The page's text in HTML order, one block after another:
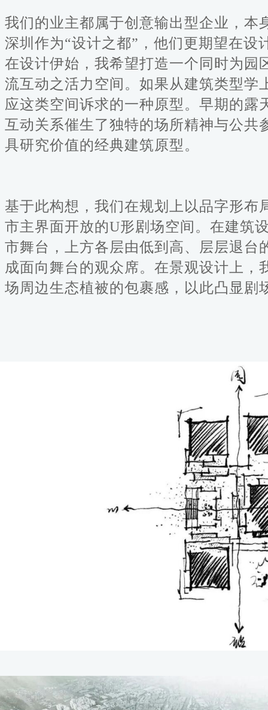
我们的业主都属于创意输出型企业，本
深圳作为“设计之都”，他们更期望在设
在设计伊始，我希望打造一个同时为园
流互动之活力空间。如果从建筑类型学
应这类空间诉求的一种原型。早期的露
互动关系催生了独特的场所精神与公共
具研究价值的经典建筑原型。
基于此构想，我们在规划上以品字形布
市主界面开放的U形剧场空间。在建筑
市舞台，上方各层由低到高、层层退台
成面向舞台的观众席。在景观设计上，
场周边生态植被的包裹感，以此凸显剧